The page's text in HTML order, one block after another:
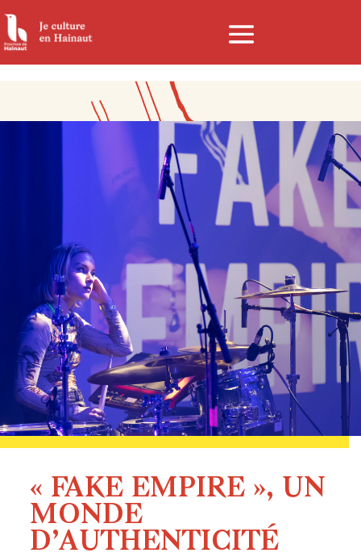
Panneau de gestion des cookies
« FAKE EMPIRE », UN
MONDE
D’AUTHENTICITÉ